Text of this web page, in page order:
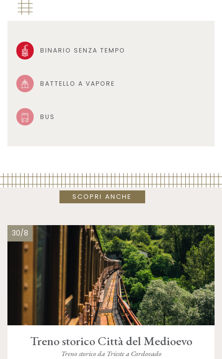
BINARIO SENZA TEMPO
BATTELLO A VAPORE
BUS
SCOPRI ANCHE
30/8
Treno storico Città del Medioevo
Treno storico da Trieste a Cordovado